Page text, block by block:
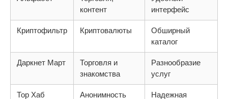
контент
интерфейс
Криптофильтр Криптовалюты
Обширный
каталог
Даркнет Март
Торговля и
знакомства
Разнообразие
услуг
Тор Хаб Анонимность Надежная